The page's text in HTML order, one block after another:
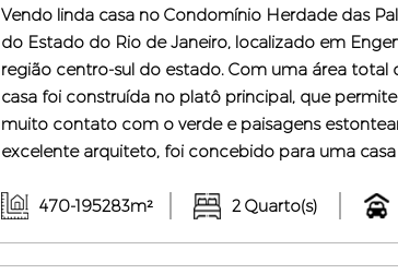
Vendo linda casa no Condomínio Herdade das
do Estado do Rio de Janeiro, localizado em
região centro-sul do estado. Com uma área total
casa foi construída no platô principal, que
muito contato com o verde e paisagens
excelente arquiteto, foi concebido para uma
ambientes, toda envidraçada para uma plena
470-195283m² 2 Quarto(s)